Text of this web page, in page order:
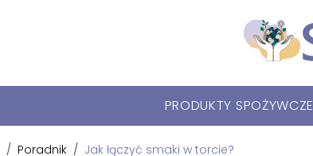
PRODUKTY SPOŻYWCZE
/ Poradnik / Jak łączyć smaki w torcie?